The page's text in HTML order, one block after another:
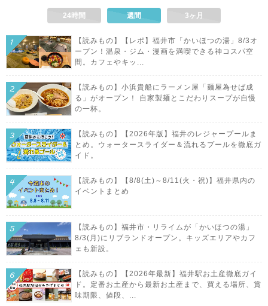
24時間 週間 3ヶ月
【読みもの】【レポ】福井市「かいほつの湯」8/3オ
ープン！温泉・ジム・漫画を満喫できる神コスパ空
間。カフェやキッ...
【読みもの】小浜貴船にラーメン屋「麺屋為せば成
る」がオープン！ 自家製麺とこだわりスープが自慢
の一杯。
【読みもの】【2026年版】福井のレジャープールま
とめ。ウォータースライダー＆流れるプールを徹底ガ
イド。
【読みもの】【8/8(土)～8/11(火・祝)】福井県内の
イベントまとめ
【読みもの】福井市・リライムが「かいほつの湯」
8/3(月)にリブランドオープン。キッズエリアやカフ
ェも新設。
【読みもの】【2026年最新】福井駅お土産徹底ガイ
ド。定番お土産から最新お土産まで、買える場所、賞
味期限、値段、...